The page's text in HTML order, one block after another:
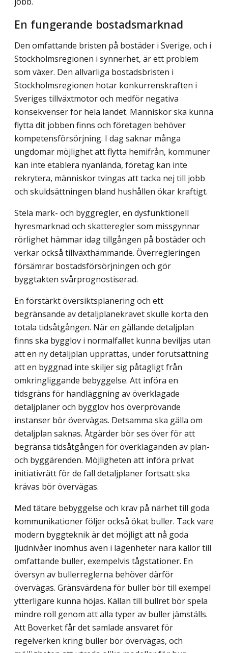
En fungerande bostadsmarknad
Den omfattande bristen på bostäder i Sverige, och i
Stockholmsregionen i synnerhet, är ett problem
som växer. Den allvarliga bostadsbristen i
Stockholmsregionen hotar konkurrenskraften i
Sveriges tillväxtmotor och medför negativa
konsekvenser för hela landet. Människor ska kunna
flytta dit jobben finns och företagen behöver
kompetens­försörjning. I dag saknar många
ungdomar möjlighet att flytta hemifrån, kommuner
kan inte etablera nyanlända, företag kan inte
rekrytera, människor tvingas att tacka nej till jobb
och skuldsättningen bland hushållen ökar kraftigt.
Stela mark- och byggregler, en dysfunktionell
hyresmarknad och skatteregler som missgynnar
rörlighet hämmar idag tillgången på bostäder och
verkar också tillväxt­hämmande. Överregleringen
försämrar bostadsförsörjningen och gör
byggtakten svårprognostiserad.
En förstärkt översiktsplanering och ett
begränsande av detaljplanekravet skulle korta den
totala tidsåtgången. När en gällande detaljplan
finns ska bygglov i normalfallet kunna beviljas utan
att en ny detaljplan upprättas, under förutsättning
att en byggnad inte skiljer sig påtagligt från
omkringliggande bebyggelse. Att införa en
tidsgräns för handläggning av överklagade
detaljplaner och bygglov hos överprövande
instanser bör övervägas. Detsamma ska gälla om
detaljplan saknas. Åtgärder bör ses över för att
begränsa tidsåtgången för överklaganden av plan-
och byggärenden. Möjligheten att införa privat
initiativrätt för de fall detaljplaner fortsatt ska
krävas bör övervägas.
Med tätare bebyggelse och krav på närhet till goda
kommunikationer följer också ökat buller. Tack vare
modern byggteknik är det möjligt att nå goda
ljudnivåer inomhus även i lägenheter nära källor till
omfattande buller, exempelvis tågstationer. En
översyn av bullerreglerna behöver därför
övervägas. Gränsvärdena för buller bör till exempel
ytterligare kunna höjas. Källan till bullret bör spela
mindre roll genom att alla typer av buller jämställs.
Att Boverket får det samlade ansvaret för
regelverken kring buller bör övervägas, och